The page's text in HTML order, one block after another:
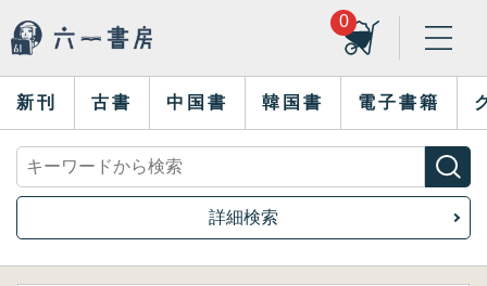
0
新刊 古書 中国書 韓国書 電子書籍
詳細検索